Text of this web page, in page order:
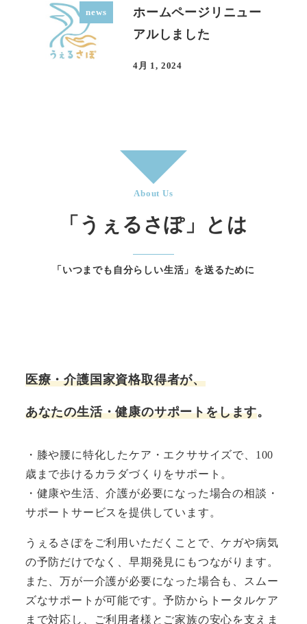
news
ホームページリニュー
アルしました
投稿日
4月 1, 2024
About Us
「うぇるさぽ」とは
「いつまでも自分らしい生活」を送るために
医療・介護国家資格取得者が、
あなたの生活・健康のサポートをします。
・膝や腰に特化したケア・エクササイズで、100
歳まで歩けるカラダづくりをサポート。
・健康や生活、介護が必要になった場合の相談・
サポートサービスを提供しています。
うぇるさぽをご利用いただくことで、ケガや病気
の予防だけでなく、早期発見にもつながります。
また、万が一介護が必要になった場合も、スムー
ズなサポートが可能です。予防からトータルケア
まで対応し、ご利用者様とご家族の安心を支えま